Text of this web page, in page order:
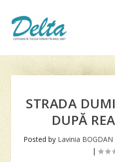
STRADA
DUPĂ
Posted by Lavinia BOGDAN
|